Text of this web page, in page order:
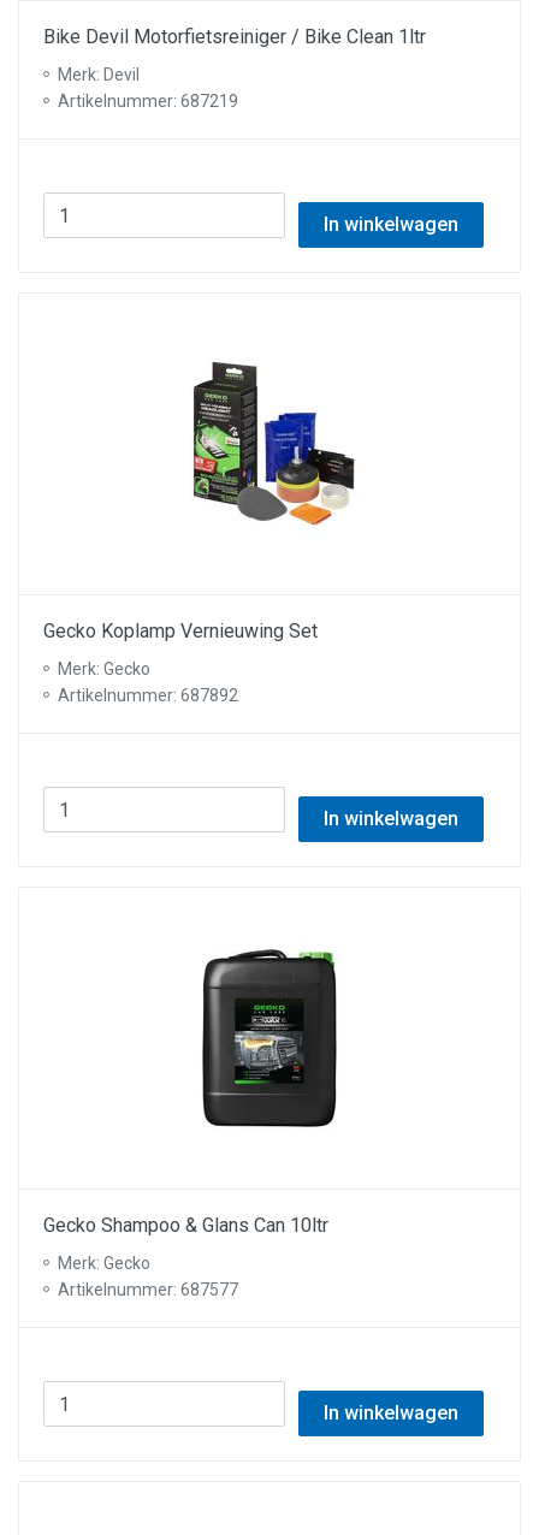
Bike Devil Motorfietsreiniger / Bike Clean 1ltr
Merk: Devil
Artikelnummer: 687219
In winkelwagen
Gecko Koplamp Vernieuwing Set
Merk: Gecko
Artikelnummer: 687892
In winkelwagen
Gecko Shampoo & Glans Can 10ltr
Merk: Gecko
Artikelnummer: 687577
In winkelwagen